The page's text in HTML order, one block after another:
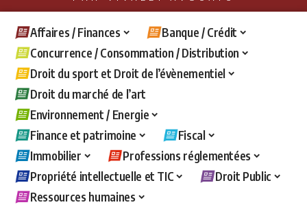
Affaires / Finances
Banque / Crédit
Concurrence / Consommation / Distribution
Droit du sport et Droit de l’évènementiel
Droit du marché de l’art
Environnement / Energie
Finance et patrimoine
Fiscal
Immobilier
Professions réglementées
Propriété intellectuelle et TIC
Droit Public
Ressources humaines